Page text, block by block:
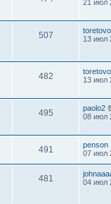
21 июл
507
13 июл
482
13 июл
495
paolo2
08 июл
491
penson
07 июл
481
04 июл